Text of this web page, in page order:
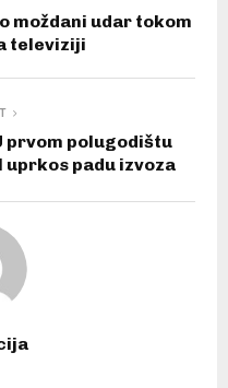
moždani udar tokom
televiziji
prvom polugodištu
padu izvoza